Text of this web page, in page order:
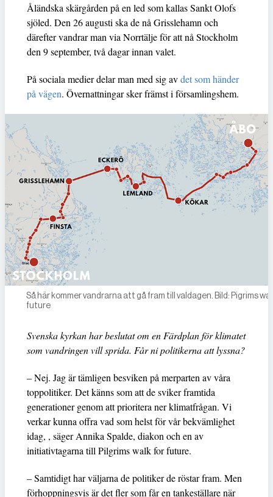
Åländska skärgården på en led som kallas Sankt Olofs
sjöled. Den 26 augusti ska de nå Grisslehamn och
därefter vandrar man via Norrtälje för att nå Stockholm
den 9 september, två dagar innan valet.
På sociala medier delar man med sig avdet som händer
på vägen. Övernattningar sker främst i församlingshem.
Så här kommer vandrarna att gå fram till valdagen. Bild: Pigrims
future
Svenska kyrkan har beslutat om en Färdplan för klimatet
som vandringen vill sprida. Får ni politikerna att lyssna?
– Nej. Jag är tämligen besviken på merparten av våra
toppolitiker. Det känns som att de sviker framtida
generationer genom att prioritera ner klimatfrågan. Vi
verkar kunna offra vad som helst för vår bekvämlighet
idag, , säger Annika Spalde, diakon och en av
initiativtagarna till Pilgrims walk for future.
– Samtidigt har väljarna de politiker de röstar fram. Men
förhoppningsvis är det fler som får en tankeställare när